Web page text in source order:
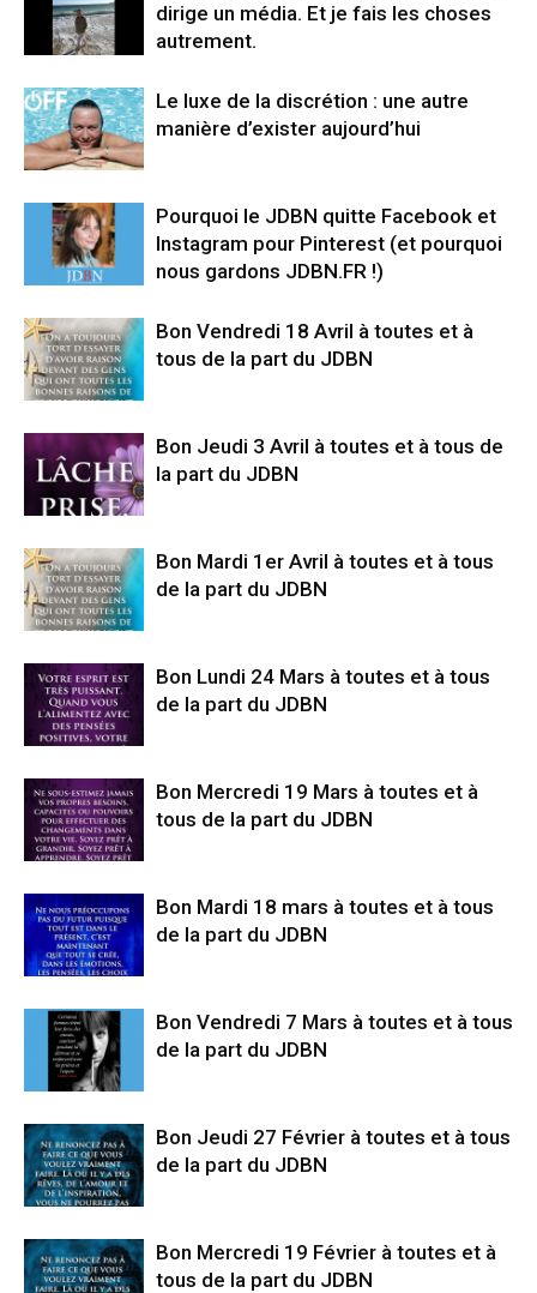
dirige un média. Et je fais les choses
autrement.
Le luxe de la discrétion : une autre
manière d’exister aujourd’hui
Pourquoi le JDBN quitte Facebook et
Instagram pour Pinterest (et pourquoi
nous gardons JDBN.FR !)
Bon Vendredi 18 Avril à toutes et à
tous de la part du JDBN
Bon Jeudi 3 Avril à toutes et à tous de
la part du JDBN
Bon Mardi 1er Avril à toutes et à tous
de la part du JDBN
Bon Lundi 24 Mars à toutes et à tous
de la part du JDBN
Bon Mercredi 19 Mars à toutes et à
tous de la part du JDBN
Bon Mardi 18 mars à toutes et à tous
de la part du JDBN
Bon Vendredi 7 Mars à toutes et à tous
de la part du JDBN
Bon Jeudi 27 Février à toutes et à tous
de la part du JDBN
Bon Mercredi 19 Février à toutes et à
tous de la part du JDBN